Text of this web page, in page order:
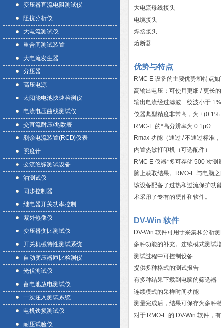
变压器直流电阻测试仪
阻抗分析仪
大电流测试仪
重合闸测试装置
大电流发生器
分压器
高压电源
太阳能电池快速检测仪
电流电压曲线测试仪
交直流耐压/兆欧表
剩余电流装置(RCD)仪表
照度计
交流绝缘测试设备
油测试仪
同步控制器
继电器开关功率控制
紫外热像仪
变压器变比测试仪
开关机械特性测试系统
自动变压器匝比检测仪
光伏测试仪
蓄电池放电测试仪
一次注入测试系统
电机铁损测试仪
耐压试验仪
大电流母线接头
电缆接头
焊接接头
熔断器
优势与特点
RMO-E 设备的主要优势和特点
高输出电压：可使用更细 / 更长
输出电流经过滤波，纹波小于 1%
仪器典型精度非常高，为
RMO-E 的*高分辨率为 0.1μΩ
Rmax 功能（通过 / 不通过标准
内置热敏打印机（可选配件）
RMO-E 仪器*多可存储 500 次
脑上获取结果。RMO-E 与电脑
该设备配备了过热和过流保护功
术采用了专有的硬件和软件。
DV-Win 软件
DV-Win 软件可用于采集和分析
多种功能的补充。连续模式测试
测试过程中可控制设备
提供多种格式的测试报告
有多种结果下载到电脑的筛选器
连续模式的采样时间功能
测量完成后，结果可保存为多种
对于 RMO-E 的 DV-Win 软件，